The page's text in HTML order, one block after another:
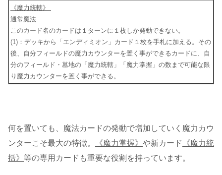
《魔力統轄》
通常魔法
このカード名のカードは１ターンに１枚しか発動できない。
(1)：デッキから「エンディミオン」カード１枚を手札に加える。その
後、自分フィールドの魔力カウンターを置く事ができるカードに、自
分のフィールド・墓地の「魔力統轄」「魔力掌握」の数まで可能な限
り魔力カウンターを置く事ができる。
何を置いても、魔法カードの発動で増加していく魔力カウ
ンターこそ最大の特徴。
《魔力掌握》 や新カード
《魔力統
括》 等の専用カードも重要な役割を持っています。